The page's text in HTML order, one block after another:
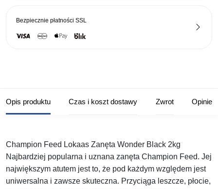
Bezpiecznie płatności SSL
Opis produktu Czas i koszt dostawy Zwrot Opinie
Champion Feed Lokaas Zanęta Wonder Black 2kg
Najbardziej popularna i uznana zanęta Champion Feed. Jej
największym atutem jest to, że pod każdym względem jest
uniwersalna i zawsze skuteczna. Przyciąga leszcze, płocie,